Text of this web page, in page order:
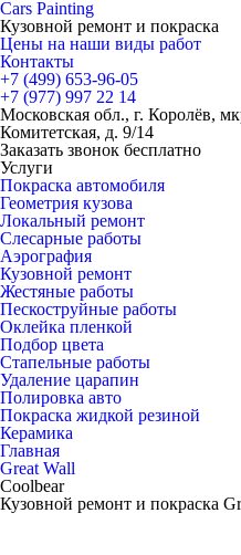
Cars Painting
Кузовной ремонт и покраска
Цены на наши виды работ
Контакты
+7 (499) 653-96-05
+7 (977) 997 22 14
Московская обл., г. Королёв,
Комитетская, д. 9/14
Заказать звонок бесплатно
Услуги
Покраска автомобиля
Геометрия кузова
Локальный ремонт
Слесарные работы
Аэрография
Кузовной ремонт
Жестяные работы
Пескоструйные работы
Оклейка пленкой
Подбор цвета
Стапельные работы
Удаление царапин
Полировка авто
Покраска жидкой резиной
Керамика
Главная
Great Wall
Coolbear
Кузовной ремонт и покраска